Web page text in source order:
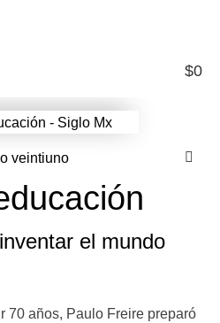
$0
veintiuno
el mundo
70 años, Paulo Freire preparó